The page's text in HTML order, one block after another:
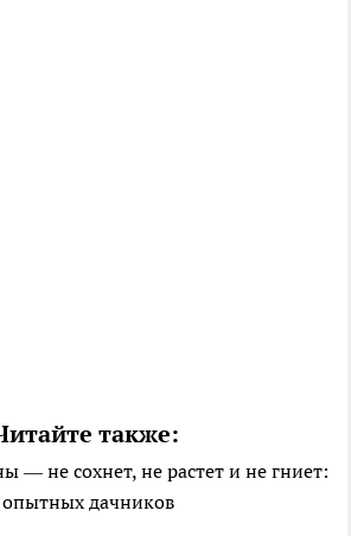
также:
— не сохнет, не растет и не гниет:
дачников